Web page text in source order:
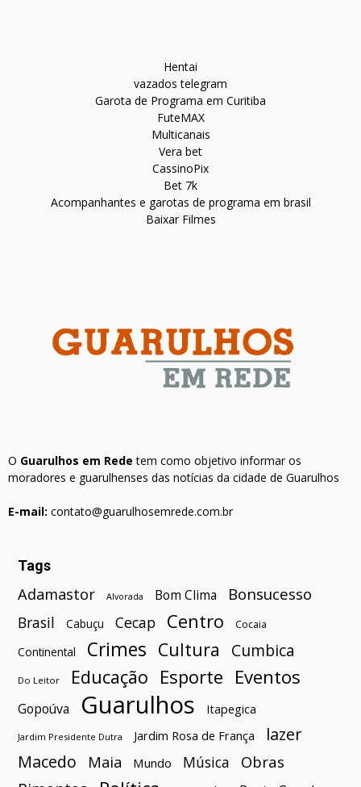
Hentai
vazados telegram
Garota de Programa em Curitiba
FuteMAX
Multicanais
Vera bet
CassinoPix
Bet 7k
Acompanhantes e garotas de programa em brasil
Baixar Filmes
O Guarulhos em Rede tem como objetivo informar os
moradores e guarulhenses das notícias da cidade de Guarulhos
E-mail: contato@guarulhosemrede.com.br
Tags
Adamastor Alvorada Bom Clima Bonsucesso
Brasil Cabuçu Cecap Centro Cocaia
Continental Crimes Cultura Cumbica
Do Leitor Educação Esporte Eventos
Gopoúva Guarulhos Itapegica
Jardim Presidente Dutra Jardim Rosa de França
lazer
Macedo
Maia Mundo Música Obras